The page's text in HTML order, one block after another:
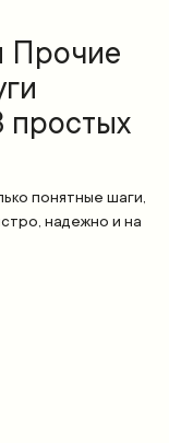
Прочие
простых
понятные шаги,
надежно и на